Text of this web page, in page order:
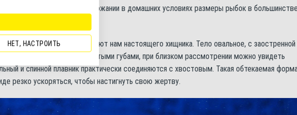
рыболовства. Но при содержании в домашних условиях размеры рыбок в
– 25-30 см.
красного оскара сразу выдают нам настоящего хищника. Тело овальное, с заостренной
Рот конечный с мясистыми губами, при близком рассмотрении можно увидеть
и спинной плавник практически соединяются с хвостовым. Такая обтекаемая
резко ускоряться, чтобы настигнуть свою жертву.
НЕТ, НАСТРОИТЬ